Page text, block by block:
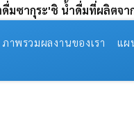
มซากุระ'ชิ น้ำดื่มที่ผลิตจา
ภาพรวมผลงานของเรา แผ